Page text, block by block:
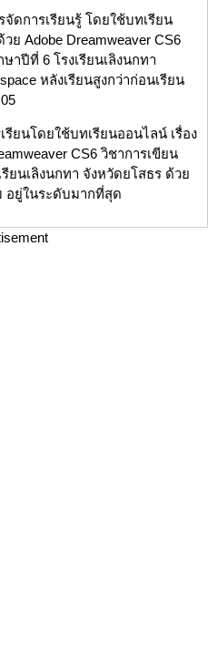
ดการเรียนรู้ โดยใช้บทเรียน
ย Adobe Dreamweaver CS6
าปีที่ 6 โรงเรียนเลิงนกทา
หลังเรียนสูงกว่าก่อนเรียน
ยนโดยใช้บทเรียนออนไลน์ เรื่อง
CS6 วิชาการเขียน
ยนเลิงนกทา จังหวัดยโสธร ด้วย
อยู่ในระดับมากที่สุด